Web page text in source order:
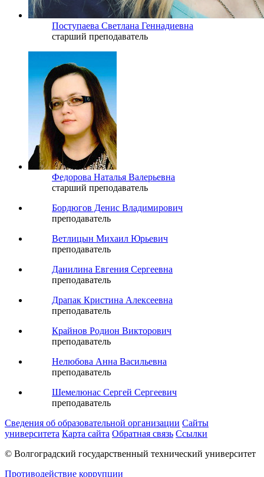
Поступаева Светлана Геннадиевна
старший преподаватель
Федорова Наталья Валерьевна
старший преподаватель
Бордюгов Денис Владимирович
преподаватель
Ветлицын Михаил Юрьевич
преподаватель
Данилина Евгения Сергеевна
преподаватель
Драпак Кристина Алексеевна
преподаватель
Крайнов Родион Викторович
преподаватель
Нелюбова Анна Васильевна
преподаватель
Шемелюнас Сергей Сергеевич
преподаватель
Сведения об образовательной организации Сайты
университета Карта сайта Обратная связь Ссылки
© Волгоградский государственный технический университет
Противодействие коррупции